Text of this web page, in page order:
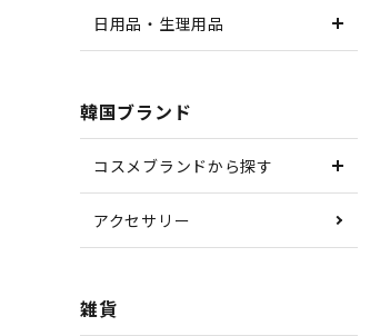
日用品・生理用品
韓国ブランド
コスメブランドから探す
アクセサリー
雑貨